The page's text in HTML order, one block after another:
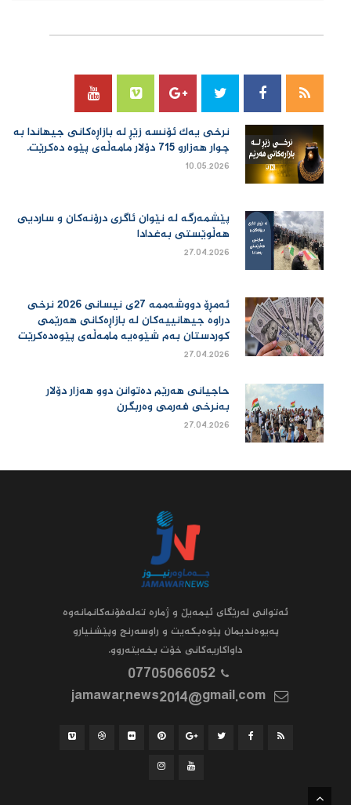
نرخی یەك ئۆنسە زێڕ لە بازاڕەكانی جیهاندا بە
چوار هەزارو 715 دۆلار مامەڵەی پێوە دەكرێت.
10.05.2026
پێشمەرگە لە نێوان ئاگری درۆنەکان و ساردیی
هەڵوێستی بەغدادا
27.04.2026
ئەمڕۆ دووشەممە 27ی نیسانی 2026 نرخی
دراوە جیهانییەكان لە بازاڕەكانی هەرێمی
كوردستان بەم شێوەیە مامەڵەی پێوەدەكرێت
27.04.2026
حاجیانی هەرێم دەتوانن دوو هەزار دۆلار
بەنرخی فەرمی وەربگرن
27.04.2026
ئه‌توانى له‌رێگاى ئیمه‌یڵ و ژماره‌ ته‌له‌فۆنه‌کانمانه‌وه‌
په‌یوه‌ندیمان پێوه‌بکه‌یت و راوسه‌رنج وپێشنیارو
داواکاریه‌کانى خۆت بخه‌یته‌روو.
07705066052
jamawar.news2014@gmail.com